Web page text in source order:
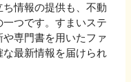
情報の提供も、不動
つです。すまいステ
専門書を用いたファ
最新情報を届けられ